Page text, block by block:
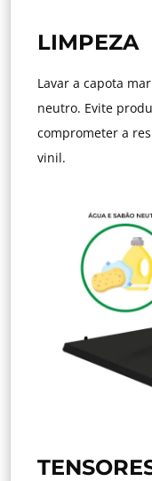
LIMPEZA
Lavar a capota
neutro. Evite
comprometer a
vinil.